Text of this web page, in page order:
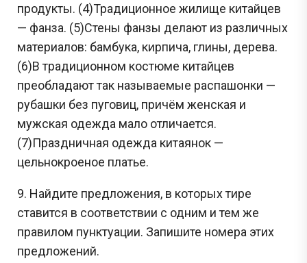
продукты. (4)Традиционное жилище китайцев
— фанза. (5)Стены фанзы делают из различных
материалов: бамбука, кирпича, глины, дерева.
(6)В традиционном костюме китайцев
преобладают так назы­ваемые распашонки —
рубашки без пуговиц, причём женская и
мужская одежда мало отличается.
(7)Праздничная одежда китаянок —
цельнокроеное платье.
9. Найдите предложения, в которых тире
ставится в соответствии с одним и тем же
правилом пунктуации. Запишите номера этих
предложений.